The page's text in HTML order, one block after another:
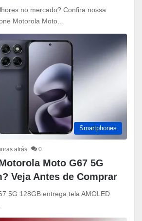
no mercado? Confira nossa
Motorola Moto…
Smartphones
atrás 0
Moto G67 5G
Veja Antes de Comprar
5G 128GB entrega tela AMOLED